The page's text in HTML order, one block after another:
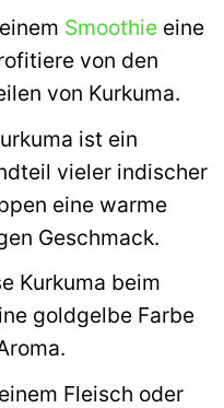
Smoothieeine
von den
von Kurkuma.
ist ein
vieler indischer
eine warme
Geschmack.
Kurkuma beim
goldgelbe Farbe
Fleisch oder